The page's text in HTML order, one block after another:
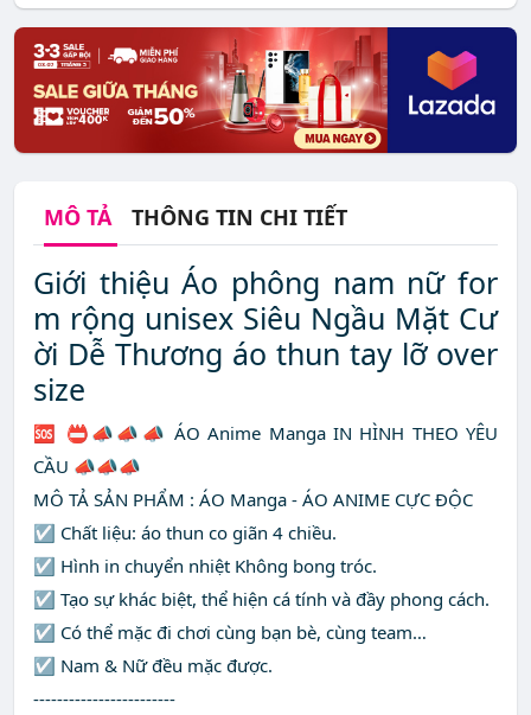
MÔ TẢ THÔNG TIN CHI TIẾT
Giới thiệu Áo phông nam nữ for
m rộng unisex Siêu Ngầu Mặt Cư
ời Dễ Thương áo thun tay lỡ over
size
🆘 📛📣📣📣 ÁO Anime Manga IN HÌNH THEO YÊU
CẦU 📣📣📣
MÔ TẢ SẢN PHẨM : ÁO Manga - ÁO ANIME CỰC ĐỘC
☑️ Chất liệu: áo thun co giãn 4 chiều.
☑️ Hình in chuyển nhiệt Không bong tróc.
☑️ Tạo sự khác biệt, thể hiện cá tính và đầy phong cách.
☑️ Có thể mặc đi chơi cùng bạn bè, cùng team…
☑️ Nam & Nữ đều mặc được.
------------------------